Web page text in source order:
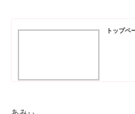
トップペ